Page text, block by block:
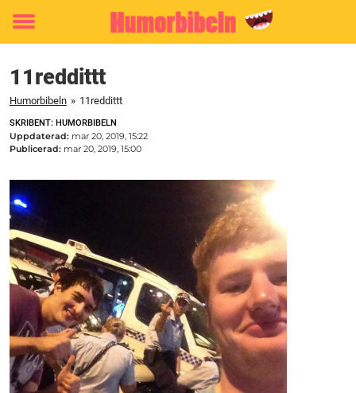
Toggle
11reddittt
Humorbibeln » 11reddittt
SKRIBENT: HUMORBIBELN
Uppdaterad: mar 20, 2019, 15:22
Publicerad: mar 20, 2019, 15:00